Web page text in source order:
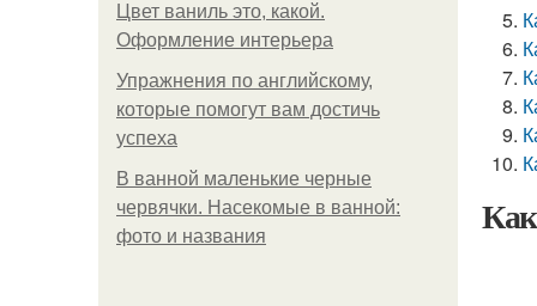
Цвет ваниль это, какой.
Оформление интерьера
Упражнения по английскому,
которые помогут вам достичь
успеха
В ванной маленькие черные
червячки. Насекомые в ванной:
фото и названия